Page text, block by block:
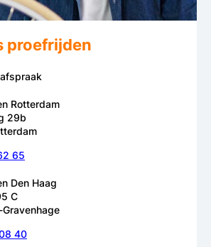
proefrijden
Rotterdam
29b
65
Den Haag
C
40